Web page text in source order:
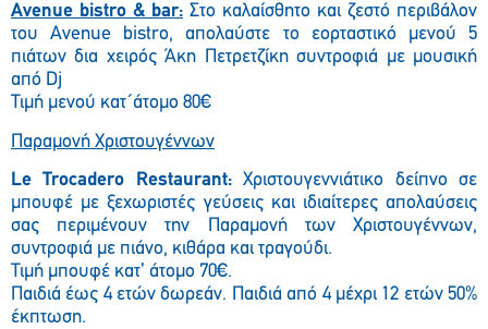
Avenue bistro & bar: Στο καλαίσθητο και ζεστό περιβάλον
του Avenue bistro, απολαύστε το εορταστικό μενού 5
πιάτων δια χειρός Άκη Πετρετζίκη συντροφιά με μουσική
από Dj
Τιμή μενού κατ΄άτομο 80€
Παραμονή Χριστουγέννων
Le Trocadero Restaurant:Χριστουγεννιάτικο δείπνο σε
μπουφέ με ξεχωριστές γεύσεις και ιδιαίτερες απολαύσεις
σας περιμένουν την Παραμονή των Χριστουγέννων,
συντροφιά με πιάνο, κιθάρα και τραγούδι.
Τιμή μπουφέ κατ’ άτομο 70€.
Παιδιά έως 4 ετών δωρεάν. Παιδιά από 4 μέχρι 12 ετών 50%
έκπτωση.